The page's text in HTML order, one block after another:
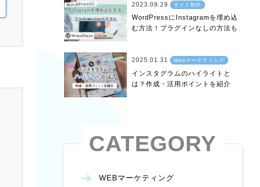
2023.09.29 サイト制作
WordPressにInstagramを埋め込
む方法！プラグインなしの方法も
2025.01.31 Webマーケティング
インスタグラムのハイライトと
は？作成・活用ポイントを紹介
CATEGORY
WEBマーケティング